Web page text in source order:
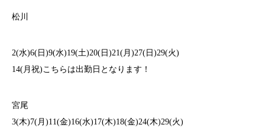
松川
2(水)6(日)9(水)19(土)20(日)21(月)27(日)29(火)
14(月祝)こちらは出勤日となります！
宮尾
3(木)7(月)11(金)16(水)17(木)18(金)24(木)29(火)